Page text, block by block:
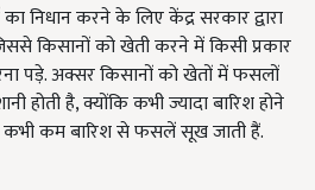
निधान करने के लिए केंद्र सरकार द्वारा
किसानों को खेती करने में किसी प्रकार
पड़े. अक्सर किसानों को खेतों में फसलों
होती है, क्योंकि कभी ज्यादा बारिश होने
कभी कम बारिश से फसलें सूख जाती हैं.